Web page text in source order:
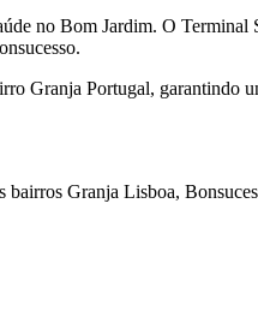
no Bom Jardim. O
Granja Portugal, garantindo
Granja Lisboa,